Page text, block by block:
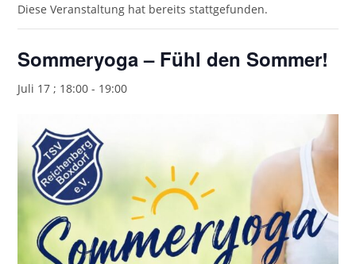
Diese Veranstaltung hat bereits stattgefunden.
Sommeryoga – Fühl den Sommer!
Juli 17 ; 18:00 - 19:00